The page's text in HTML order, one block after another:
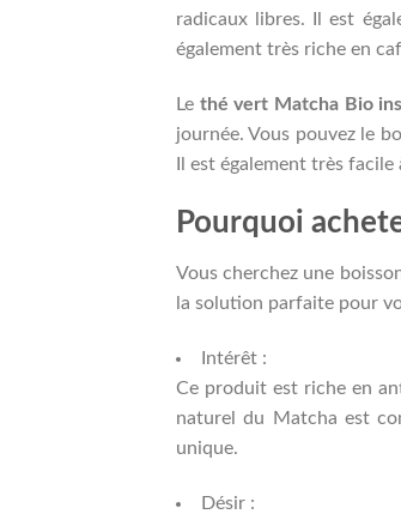
radicaux libres. Il est
également très riche en
Le thé vert Matcha Bio
journée. Vous pouvez le
Il est également très
Pourquoi
Vous cherchez une
la solution parfaite pour
Intérêt :
Ce produit est riche en
naturel du Matcha est
unique.
Désir :